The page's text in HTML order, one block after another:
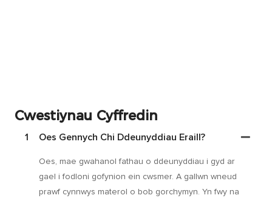
Cwestiynau Cyffredin
1 Oes Gennych Chi Ddeunyddiau Eraill?
Oes, mae gwahanol fathau o ddeunyddiau i gyd ar
gael i fodloni gofynion ein cwsmer. A gallwn wneud
prawf cynnwys materol o bob gorchymyn. Yn fwy na